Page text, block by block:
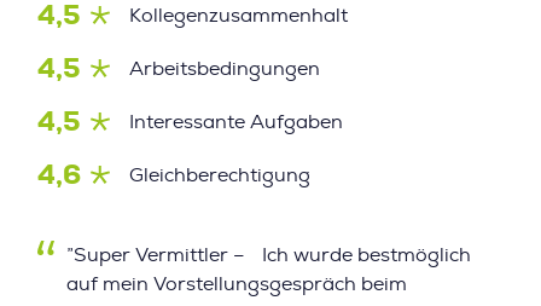
4,5 Kollegenzusammenhalt
4,5 Arbeitsbedingungen
4,5 Interessante Aufgaben
4,6 Gleichberechtigung
”Super Vermittler – Ich wurde bestmöglich
auf mein Vorstellungsgespräch beim